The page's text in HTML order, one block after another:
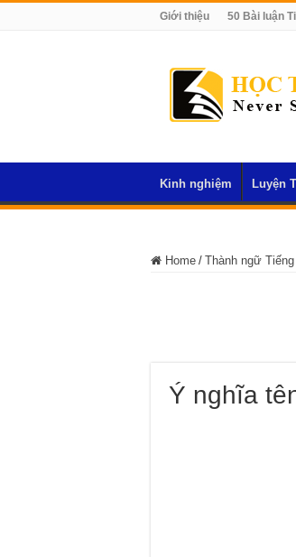
Giới thiệu 50 Bài luận
Kinh nghiệm Luyện
Home / Thành ngữ Tiếng
Ý nghĩa